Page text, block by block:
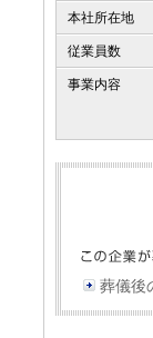
本社所在地
従業員数
事業内容
葬儀後